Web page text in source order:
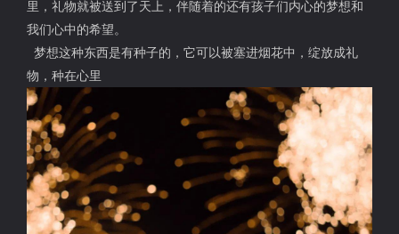
里，礼物就被送到了天上，伴随着的还有孩子们内心的梦想和
我们心中的希望。
梦想这种东西是有种子的，它可以被塞进烟花中，绽放成礼
物，种在心里